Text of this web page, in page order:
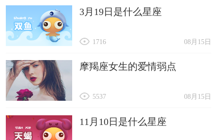
3月19日是什么星座
08月15日
1716
摩羯座女生的爱情弱点
08月15日
5537
11月10日是什么星座